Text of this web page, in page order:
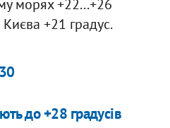
морях +22...+26
Києва +21 градус.
до +28 градусів